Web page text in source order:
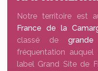
Notre territoire est
France de la
classé de
fréquentation
label Grand Site de